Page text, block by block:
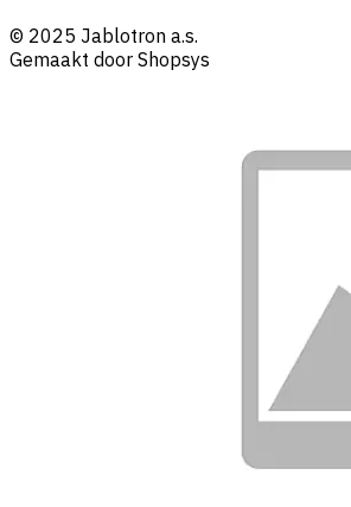
© 2025 Jablotron a.s.
Gemaakt door Shopsys